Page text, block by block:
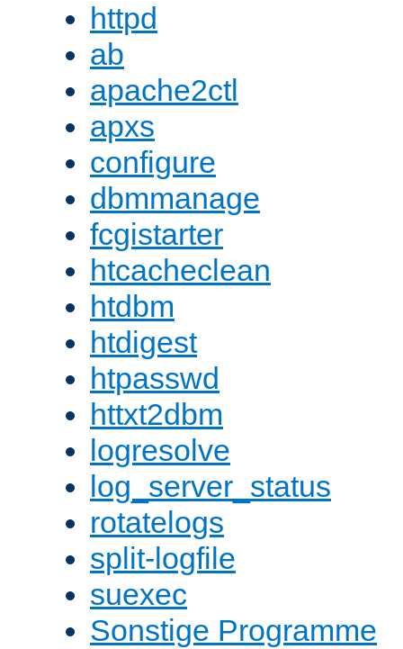
httpd
ab
apache2ctl
apxs
configure
dbmmanage
fcgistarter
htcacheclean
htdbm
htdigest
htpasswd
httxt2dbm
logresolve
log_server_status
rotatelogs
split-logfile
suexec
Sonstige Programme